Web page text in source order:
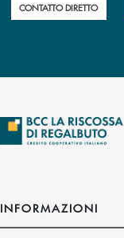
CONTATTO DIRETTO
INFORMAZIONI